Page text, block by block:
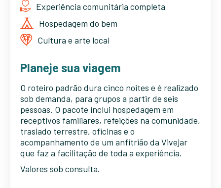
Experiência comunitária completa
Hospedagem do bem
Cultura e arte local
Planeje sua viagem
O roteiro padrão dura cinco noites e é realizado
sob demanda, para grupos a partir de seis
pessoas. O pacote inclui hospedagem em
receptivos familiares, refeições na comunidade,
traslado terrestre, oficinas e o
acompanhamento de um anfitrião da Vivejar
que faz a facilitação de toda a experiência.
Valores sob consulta.